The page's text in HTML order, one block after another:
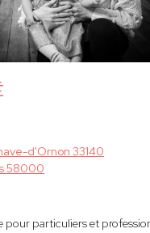
d'Ornon 33140
58000
pour particuliers et